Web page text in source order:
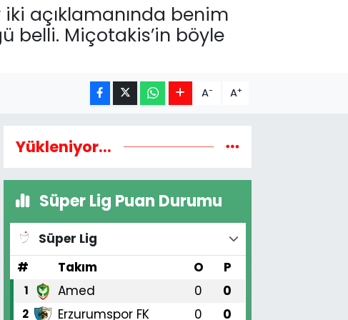
açıklamanında benim
belli. Miçotakis’in böyle
A- A+
Yükleniyor...
Süper Lig Puan Durumu
Süper Lig
#
Takım O P
1 Amed 0 0
2 Erzurumspor FK 0 0